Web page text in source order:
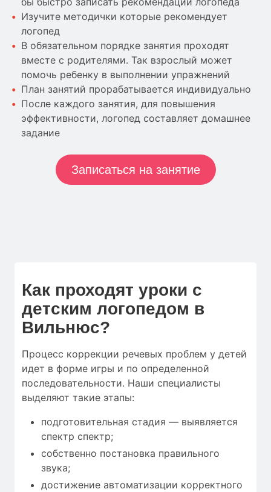
Изучите методички которые рекомендует
логопед
В обязательном порядке занятия проходят
вместе с родителями. Так взрослый может
помочь ребенку в выполнении упражнений
План занятий прорабатывается индивидуально
После каждого занятия, для повышения
эффективности, логопед составляет домашнее
задание
Записаться на занятие
Как проходят уроки с
детским логопедом в
Вильнюс?
Процесс коррекции речевых проблем у детей
идет в форме игры и по определенной
последовательности. Наши специалисты
выделяют такие этапы:
подготовительная стадия — выявляется
спектр спектр;
собственно постановка правильного
звука;
достижение автоматизации корректного